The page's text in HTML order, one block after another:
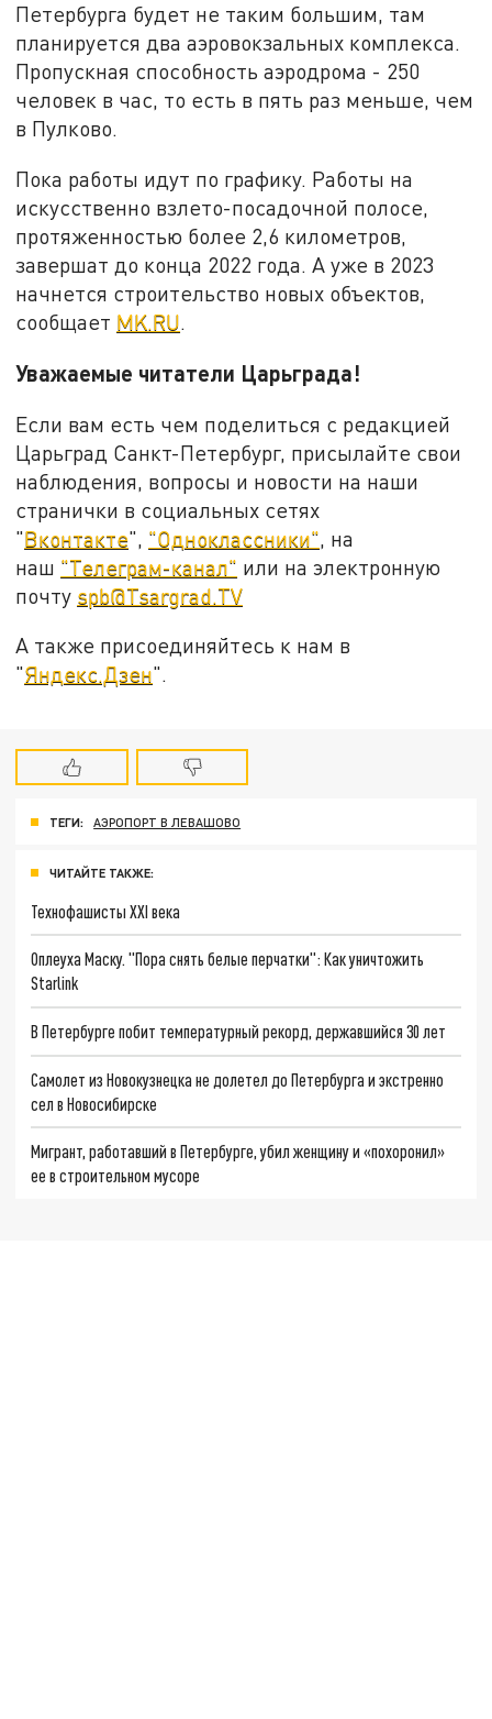
Петербурга будет не таким большим, там
планируется два аэровокзальных комплекса.
Пропускная способность аэродрома - 250
человек в час, то есть в пять раз меньше, чем
в Пулково.
Пока работы идут по графику. Работы на
искусственно взлето-посадочной полосе,
протяженностью более 2,6 километров,
завершат до конца 2022 года. А уже в 2023
начнется строительство новых объектов,
сообщает MK.RU.
Уважаемые читатели Царьграда!
Если вам есть чем поделиться с редакцией
Царьград Санкт-Петербург, присылайте свои
наблюдения, вопросы и новости на наши
странички в социальных сетях
"Вконтакте", "Одноклассники" , на
наш "Телеграм-канал" или на электронную
почту spb@Tsargrad.TV
А также присоединяйтесь к нам в
"Яндекс.Дзен".
ТЕГИ: АЭРОПОРТ В ЛЕВАШОВО
ЧИТАЙТЕ ТАКЖЕ:
Технофашисты XXI века
Оплеуха Маску. "Пора снять белые перчатки": Как уничтожить
Starlink
В Петербурге побит температурный рекорд, державшийся 30 лет
Самолет из Новокузнецка не долетел до Петербурга и экстренно
сел в Новосибирске
Мигрант, работавший в Петербурге, убил женщину и «похоронил»
ее в строительном мусоре